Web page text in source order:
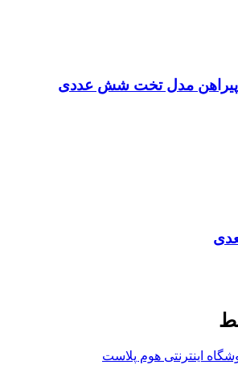
و پیراهن مدل تخت شش عددی